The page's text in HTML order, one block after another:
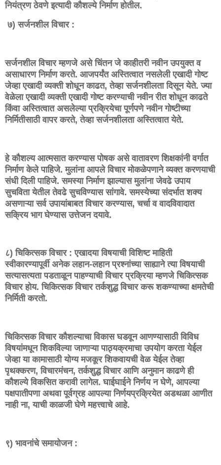
नियंत्रण ठेवणे इत्यादी कौशल्ये निर्माण होतील.
७) सर्जनशील विचार :
सर्जनशील विचार म्हणजे असे चिंतन जे काहीतरी नवीन उपयुक्त व
असाधारण निर्माण करते. आजपर्यंत अस्तित्वात नसलेली एखादी गोष्ट
जेव्हा एखादी व्यक्ती शोधून काढत, तेव्हा सर्जनशीलता दिसून येते. ज्या
वेळेला एखादी व्यक्ती एखादी गोष्ट करण्याची नवीन रीत शोधून काढते
किंवा अस्तित्वात असलेल्या प्रक्रियेचा पूर्णपणे नवीन गोष्टीच्या
निर्मितीसाठी वापर करते, तेव्हा सर्जनशीलता अस्तित्वात येते.
हे कौशल्य आत्मसात करण्यास पोषक असे वातावरण शिक्षकांनी वर्गात
निर्माण केले पाहिजे. मुलांना आपले विचार मोकळेपणाने व्यक्त करणयाची
संधी दिली पाहिजे. समस्या निर्माण झाल्यास मुलांना जेवढे उपाय
सुचविता येतील तेवढे सुचविण्यास सांगावे. समस्येच्या संदर्भात शक्य
असणाऱ्या सर्व उपायांबाबत विचार करण्यास, चर्चा व वादविवादात
सक्रिय भाग घेण्यास उत्तेजन दयावे.
८) चिकित्सक विचार : एखादया विषयाची विशिष्ट माहिती
स्वीकारण्यापूर्वी अनेक लहान-लहान प्रश्नांच्या साह्याने त्या विषयाची
सत्यासत्यता पडताळून पाहण्याची विचार प्रक्रिया म्हणजे चिकित्सक
विचार होय. चिकित्सक विचार तर्कशुद्ध विचार करू शकण्याच्या क्षमतेची
निर्मिती करतो.
चिकित्सक विचार कौशल्याचा विकास घडवून आणण्यासाठी विविध
विषयांमधून शिकविल्या जाणाऱ्या पाठ्यक्रमाचा उपयोग करता येईल
जेव्हा या कामासाठी योग्य मजकूर शिकवायची वेळ येईल तेव्हा
पृथक्करण, विचारमंचन, तर्कशुद्ध विचार आणि अनुमान काढणे ही
कौशल्ये विकसित करावी लागेल. घाईघाईने निर्णय न घेणे, आपल्या
पक्षपातीपणा अथवा पूर्वग्रह आपल्या निर्णयप्रक्रियेत अडथळा आणीत
नाही ना, याची काळजी घेणे महत्त्वाचे आहे.
९) भावनांचे समायोजन :